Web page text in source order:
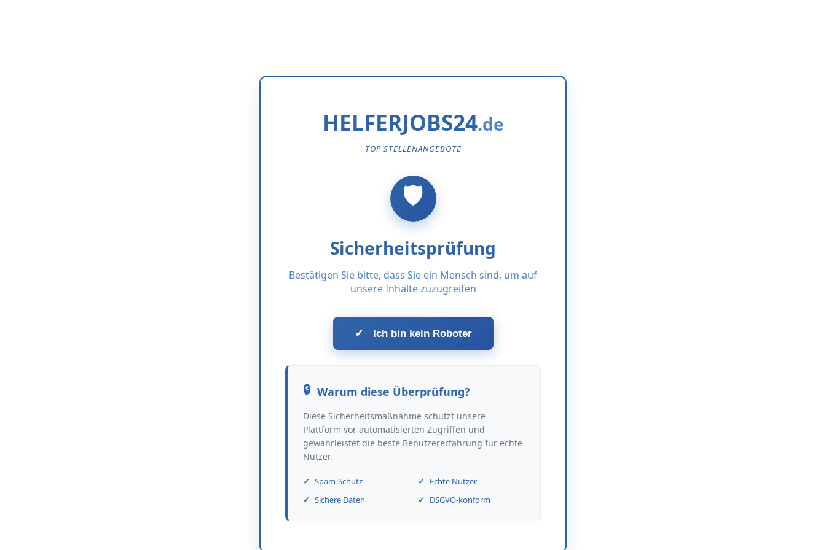
HELFERJOBS24
TOP STELLENANGEBOTE
Sicherheitsprüfung
Bestätigen Sie bitte, dass Sie ein Mensch sind, um auf
unsere Inhalte zuzugreifen
✓ Ich bin kein Roboter
Warum diese Überprüfung?
Diese Sicherheitsmaßnahme schützt unsere
Plattform vor automatisierten Zugriffen und
gewährleistet die beste Benutzererfahrung für echte
Nutzer.
Spam-Schutz
Echte Nutzer
Sichere Daten
DSGVO-konform